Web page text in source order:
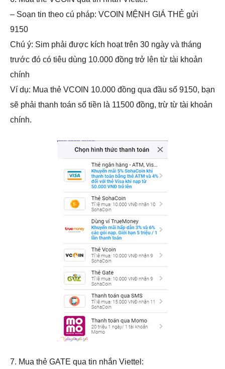
– Soạn tin theo cú pháp: VCOIN MỆNH GIÁ THẺ gửi
9150
Chú ý: Sim phải được kích hoạt trên 30 ngày và tháng
trước đó có tiêu dùng 10.000 đồng trở lên từ tài khoản
chính
Ví dụ: Mua thẻ VCOIN 10.000 đồng qua đầu số 9150, bạn
sẽ phải thanh toán số tiền là 11500 đồng, trừ từ tài khoản
chính.
7. Mua thẻ GATE qua tin nhắn Viettel: